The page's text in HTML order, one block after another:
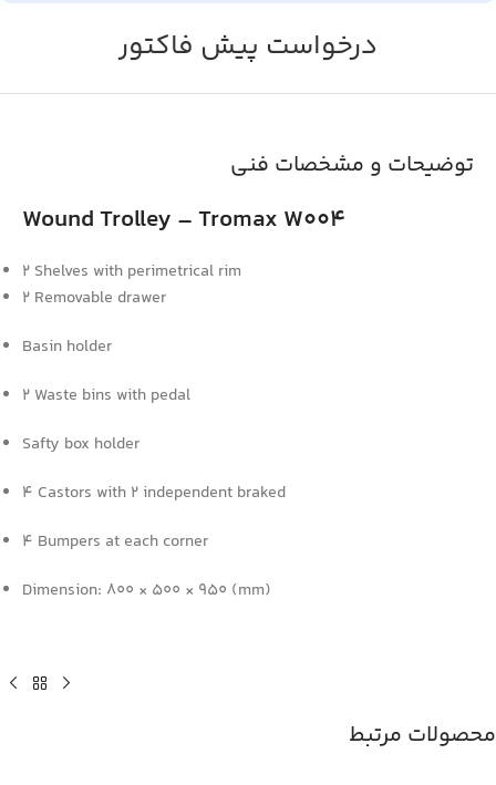
درخواست پیش فاکتور
توضیحات و مشخصات فنی
Wound Trolley – Tromax W004
2 Shelves with perimetrical rim
2 Removable drawer
Basin holder
2 Waste bins with pedal
Safty box holder
4 Castors with 2 independent braked
4 Bumpers at each corner
Dimension: 800 × 500 × 950 (mm)
محصولات مرتبط